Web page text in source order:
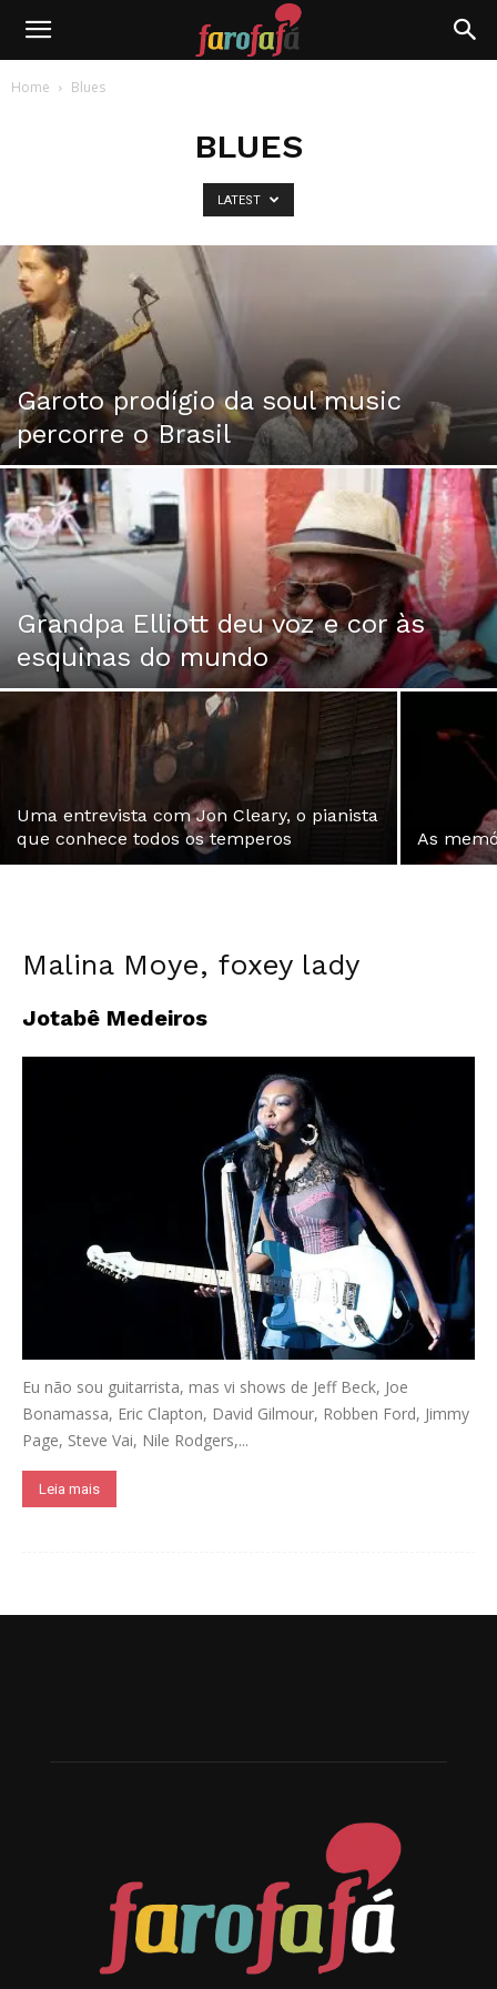
Farofafá
Home Blues
BLUES
LATEST
Garoto prodígio da soul music
percorre o Brasil
Grandpa Elliott deu voz e cor às
esquinas do mundo
Uma entrevista com Jon Cleary, o pianista
que conhece todos os temperos
As
Malina Moye, foxey lady
Jotabê Medeiros
Eu não sou guitarrista, mas vi shows de Jeff Beck, Joe
Bonamassa, Eric Clapton, David Gilmour, Robben Ford, Jimmy
Page, Steve Vai, Nile Rodgers,...
Leia mais